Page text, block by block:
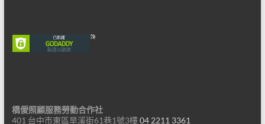
橋僾照顧服務勞動合作社
401 台中市東區旱溪街61巷1號3樓04 2211 3361